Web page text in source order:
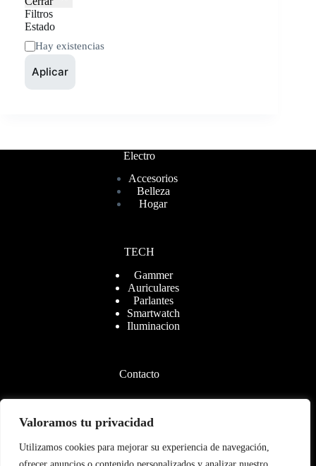
Valoramos tu privacidad
Utilizamos cookies para mejorar su experiencia de navegación,
Filtros
Estado
Hay existencias
Aplicar
Electro
Accesorios
Belleza
Hogar
TECH
Gammer
Auriculares
Parlantes
Smartwatch
Iluminacion
Contacto
+54 9 2901567521